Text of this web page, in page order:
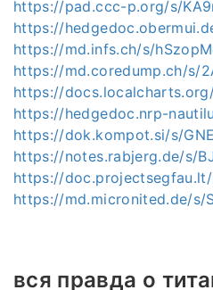
https://pad.ccc-p.org/s/
https://
https://md.infs.ch/s/
https://md.coredump.ch/s/
https://
https://hedgedoc.nrp-
https://dok.kompot.si/s/
https://notes.rabjerg.de/s/
https://doc.projectsegfau.lt/
https://md.micronited.de/s/
вся правда о